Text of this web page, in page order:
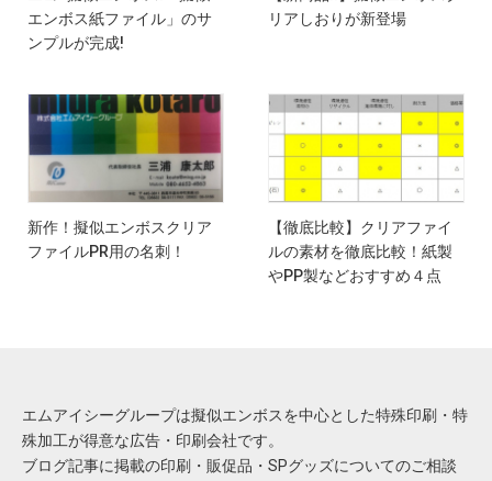
エンボス紙ファイル」のサ
ンプルが完成!
リアしおりが新登場
新作！擬似エンボスクリア
ファイルPR用の名刺！
【徹底比較】クリアファイ
ルの素材を徹底比較！紙製
やPP製などおすすめ４点
エムアイシーグループは擬似エンボスを中心とした特殊印刷・特
殊加工が得意な広告・印刷会社です。
ブログ記事に掲載の印刷・販促品・SPグッズについてのご相談